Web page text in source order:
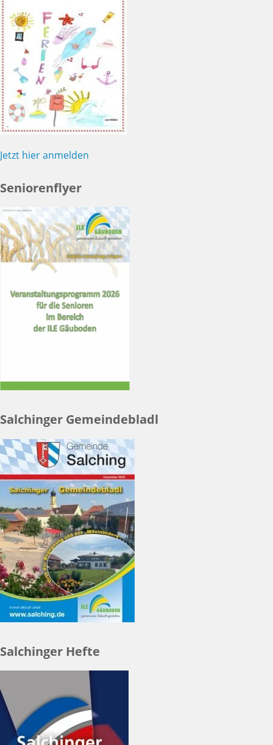
Jetzt hier anmelden
Seniorenflyer
Salchinger Gemeindebladl
Salchinger Hefte